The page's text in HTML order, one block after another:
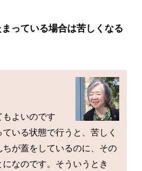
っている場合は苦しくなる
もよいのです
いる状態で行うと、苦しく
が蓋をしているのに、その
になのです。そういうとき